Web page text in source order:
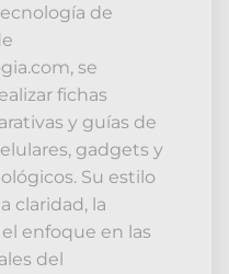
de
se
fichas
y guías de
gadgets y
Su estilo
claridad, la
enfoque en las
del